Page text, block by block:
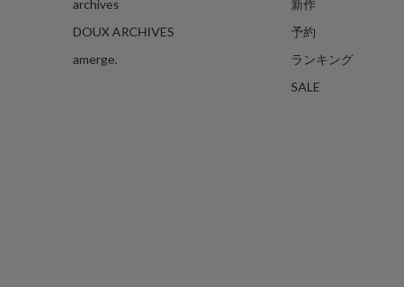
archives
DOUX ARCHIVES
amerge.
新作
予約
ランキング
SALE